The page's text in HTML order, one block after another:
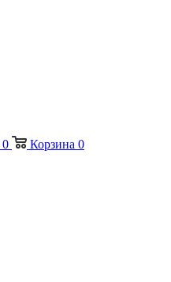
0 Корзина 0